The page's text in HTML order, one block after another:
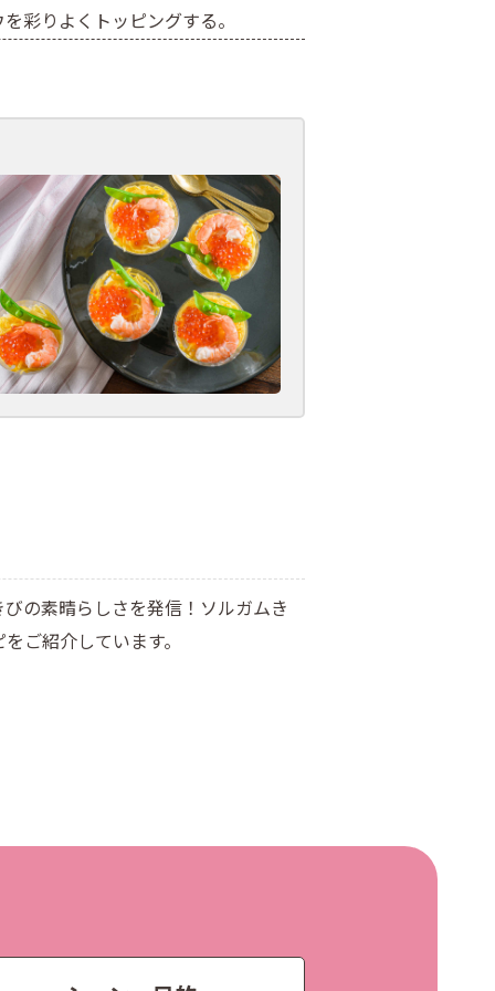
彩りよくトッピングする。
の素晴らしさを発信！ソルガムき
ご紹介しています。